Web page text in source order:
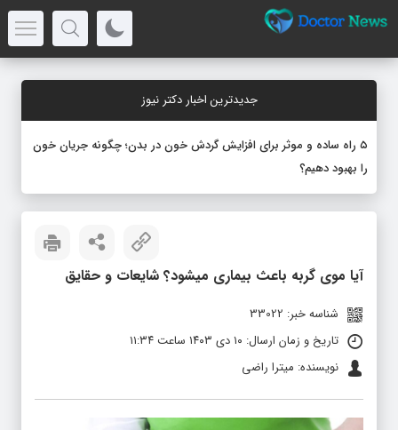
جدیدترین اخبار دکتر نیوز
۵ راه ساده و موثر برای افزایش گردش خون در بدن؛ چگونه جریان خون
را بهبود دهیم؟
آیا موی گربه باعث بیماری میشود؟ شایعات و حقایق
شناسه خبر: 33022
تاریخ و زمان ارسال: ۱۰ دی ۱۴۰۳ ساعت ۱۱:۳۴
نویسنده: میترا راضی